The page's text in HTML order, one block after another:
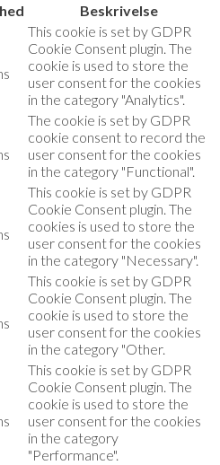
Beskrivelse
This cookie is set by GDPR
Cookie Consent plugin. The
cookie is used to store the
user consent for the cookies
in the category "Analytics".
The cookie is set by GDPR
cookie consent to record the
user consent for the cookies
in the category "Functional".
This cookie is set by GDPR
Cookie Consent plugin. The
cookies is used to store the
user consent for the cookies
in the category "Necessary".
This cookie is set by GDPR
Cookie Consent plugin. The
cookie is used to store the
user consent for the cookies
in the category "Other.
This cookie is set by GDPR
Cookie Consent plugin. The
cookie is used to store the
user consent for the cookies
in the category
"Performance".